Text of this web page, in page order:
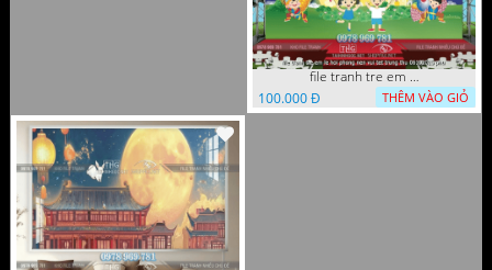
file tranh tre em le hoi phong nen vui tet trung thu 06102025 phu
100.000 Đ
THÊM VÀO GIỎ